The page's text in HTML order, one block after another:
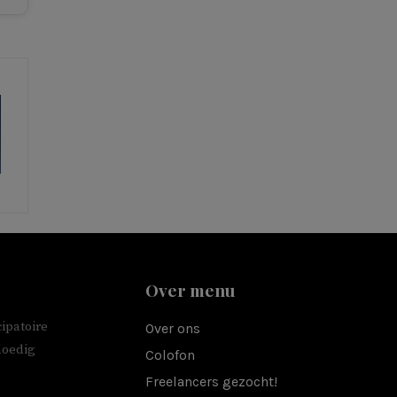
Over menu
Over ons
Colofon
Freelancers gezocht!